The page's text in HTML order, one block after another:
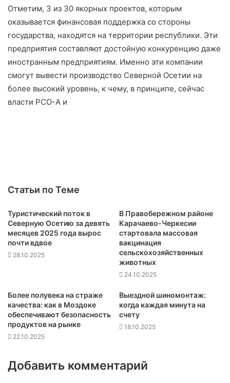
Отметим, 3 из 30 якорных проектов, которым
оказывается финансовая поддержка со стороны
государства, находятся на территории республики. Эти
предприятия составляют достойную конкуренцию даже
иностранным предприятиям. Именно эти компании
смогут вывести производство Северной Осетии на
более высокий уровень, к чему, в принципе, сейчас
власти РСО-А и
Статьи по Теме
Туристический поток в
Северную Осетию за девять
месяцев 2025 года вырос
почти вдвое
28.10.2025
В Правобережном районе
Карачаево-Черкесии
стартовала массовая
вакцинация
сельскохозяйственных
животных
24.10.2025
Более полувека на страже
качества: как в Моздоке
обеспечивают безопасность
продуктов на рынке
22.10.2025
Выездной шиномонтаж:
когда каждая минута на
счету
18.10.2025
Добавить комментарий